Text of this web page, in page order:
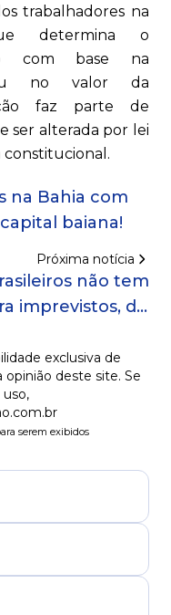
trabalhadores na
determina o
com base na
no valor da
faz parte de
ser alterada por lei
constitucional.
na Bahia com
baiana!
Próxima notícia
não tem
imprevistos, diz
exclusiva de
deste site. Se
serem exibidos